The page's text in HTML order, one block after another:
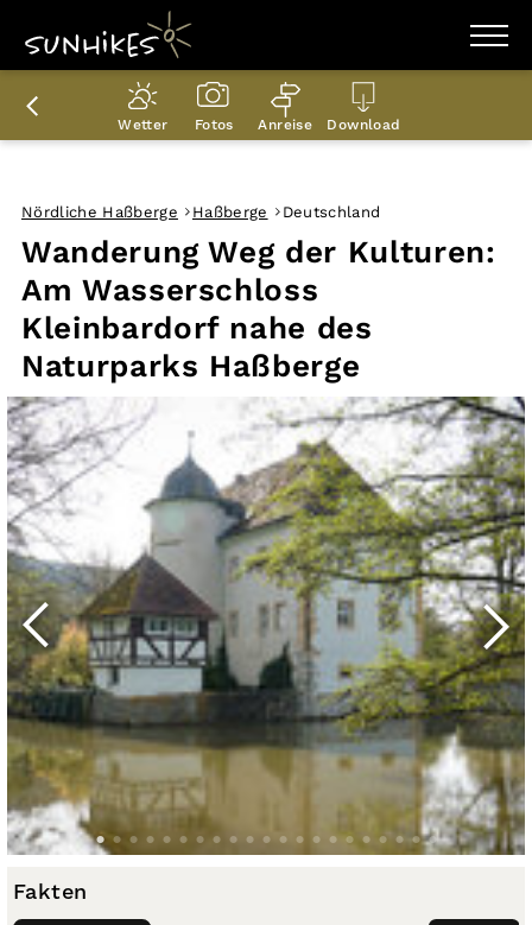
WANDERZIELE
WANDERUNGEN
ENTDECKEN
PLANER
Wetter Fotos Anreise Download
Wanderung Weg der Kulturen:
Am Wasserschloss
Kleinbardorf nahe des
Naturparks Haßberge
Nördliche Haßberge Haßberge Deutschland
Fakten